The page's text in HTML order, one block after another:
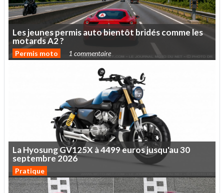
Lesjeunespermisautobientôt bridéscommeles
motardsA2?
Permis moto 1 commentaire
LaHyosungGV125X à4499eurosjusqu'au30
septembre 2026
Pratique